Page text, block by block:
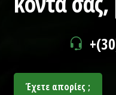
Έχετε απορίες ;